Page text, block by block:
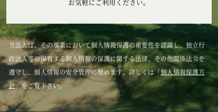
お気軽にご利用ください。
当法人は、その事業において個人情報保護の重要性を認識し、独立行
政法人等の保有する個人情報の保護に関する法律、その他関係法令を
遵守し、個人情報の安全管理に努めます。詳しくは「個人情報保護方
針」をご覧下さい。